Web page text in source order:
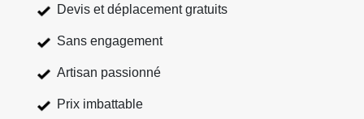
Devis et déplacement gratuits
Sans engagement
Artisan passionné
Prix imbattable